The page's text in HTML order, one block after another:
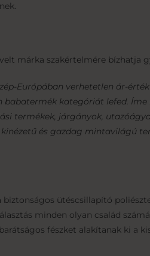
márka szakértelmére bízhatja
Európában verhetetlen ár-
kategóriát lefed. Íme
termékek, járgányok,
és gazdag mintavilágú
biztonságos ütéscsillapító
minden olyan család
fészket alakítanak ki a